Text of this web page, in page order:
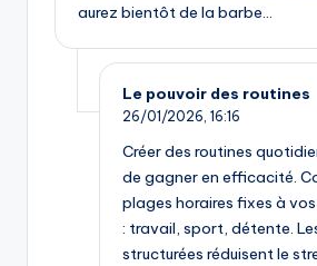
aurez bientôt de la barbe…
Le pouvoir des routines
26/01/2026, 16:16
Créer des routines
de gagner en efficacité.
plages horaires fixes à
: travail, sport, détente.
structurées réduisent le